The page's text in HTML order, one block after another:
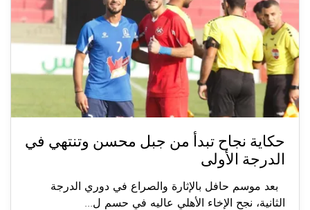
حكاية نجاح تبدأ من جبل محسن وتنتهي في
الدرجة الأولى
بعد موسم حافل بالإثارة والصراع في دوري الدرجة
الثانية، نجح الإخاء الأهلي عاليه في حسم ل...